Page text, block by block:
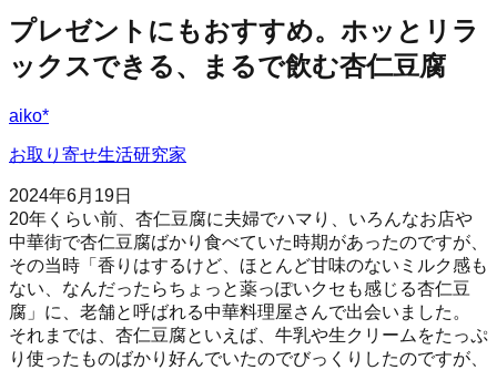
プレゼントにもおすすめ。ホッとリラ
ックスできる、まるで飲む杏仁豆腐
aiko*
お取り寄せ生活研究家
2024年6月19日
20年くらい前、杏仁豆腐に夫婦でハマり、いろんなお店や
中華街で杏仁豆腐ばかり食べていた時期があったのですが、
その当時「香りはするけど、ほとんど甘味のないミルク感も
ない、なんだったらちょっと薬っぽいクセも感じる杏仁豆
腐」に、老舗と呼ばれる中華料理屋さんで出会いました。
それまでは、杏仁豆腐といえば、牛乳や生クリームをたっぷ
り使ったものばかり好んでいたのでびっくりしたのですが、